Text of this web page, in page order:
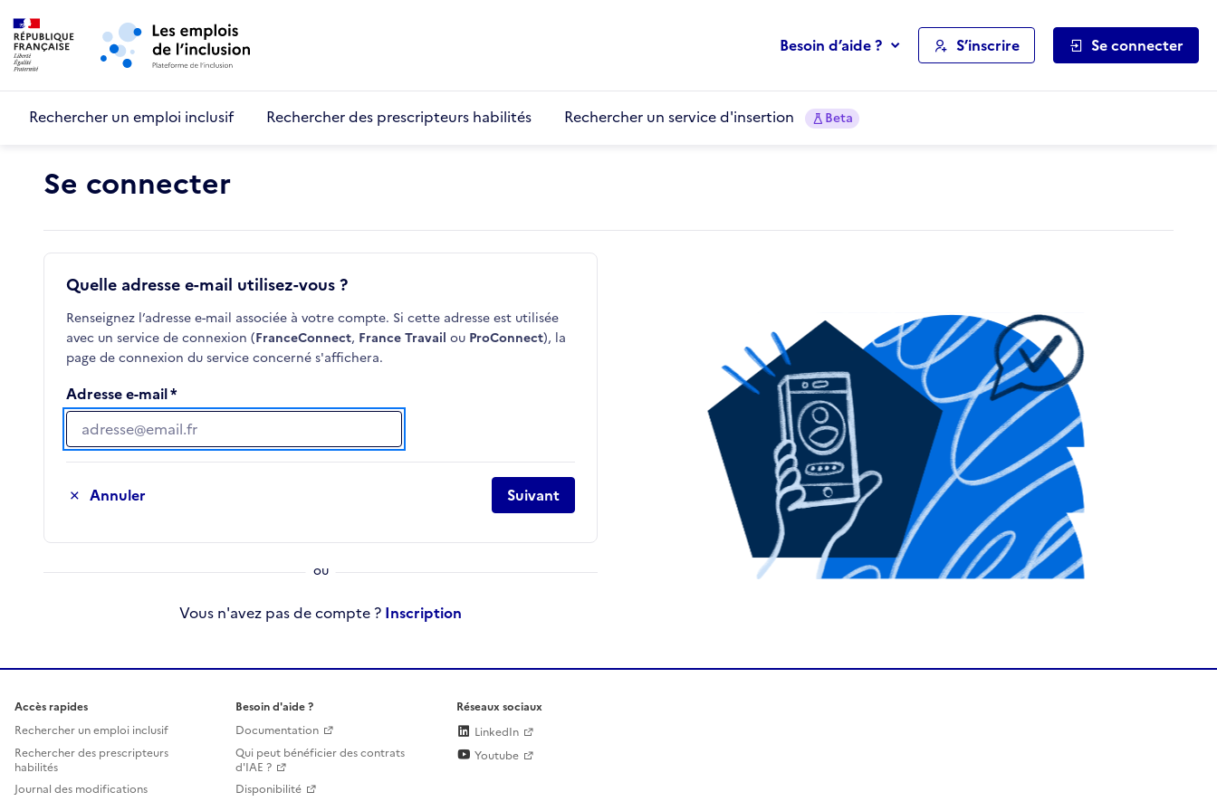
Aller au menu principal
Besoin d’aide ? S’inscrire Se connecter
Rechercher un emploi inclusif Rechercher des prescripteurs habilités Rechercher un service d'insertion Beta
Se connecter
Quelle adresse e-mail utilisez-vous ?
Renseignez l’adresse e-mail associée à votre compte. Si cette adresse est utilisée
avec un service de connexion (FranceConnect, France Travail ou ProConnect), la
page de connexion du service concerné s'affichera.
Adresse e-mail
Adresse e-mail
Annuler Suivant
Vous n'avez pas de compte ? Inscription
Accès rapides
Rechercher un emploi inclusif
Rechercher des prescripteurs
habilités
Journal des modifications
Besoin d'aide ?
Documentation
Qui peut bénéficier des contrats
d'IAE ?
Disponibilité
Réseaux sociaux
LinkedIn
Youtube